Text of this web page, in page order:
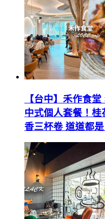
【台中】禾作食
中式個人套餐！
香三杯卷 道道都